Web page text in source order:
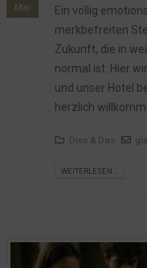
Mai
Ein völlig
merkbefreiten
Zukunft, die in
normal ist. Hier
und unser Hotel
herzlich
Dies & Das
WEITERLESEN...